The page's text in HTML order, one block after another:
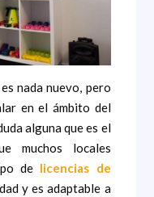
nada nuevo, pero
en el ámbito del
alguna que es el
muchos locales
de licencias de
y es adaptable a